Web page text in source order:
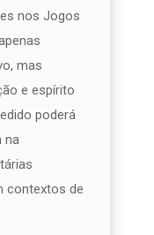
nos Jogos
mas
e espírito
poderá
na
contextos de